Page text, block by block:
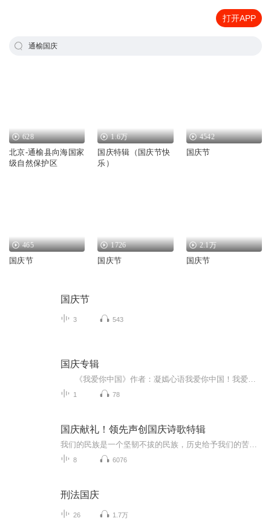
打开APP
通榆国庆
628
北京-通榆县向海国家
级自然保护区
1.6万
国庆特辑（国庆节快
乐）
4542
国庆节
465
国庆节
1726
国庆节
2.1万
国庆节
国庆节
3 543
国庆专辑
1 78
国庆献礼！领先声创国庆诗歌特辑
8 6076
刑法国庆
26 1.7万